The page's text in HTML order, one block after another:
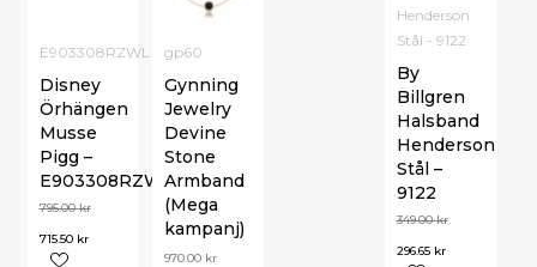
E903308RZWL
Disney
Örhängen
Musse
Pigg –
E903308RZWL
795.00kr
715.50 kr
Henderson
Stål - 9122
By
Billgren
Halsband
Henderson
Stål –
9122
349.00kr
296.65 kr
gp60
Gynning
Jewelry
Devine
Stone
Armband
(Mega
kampanj)
970.00 kr